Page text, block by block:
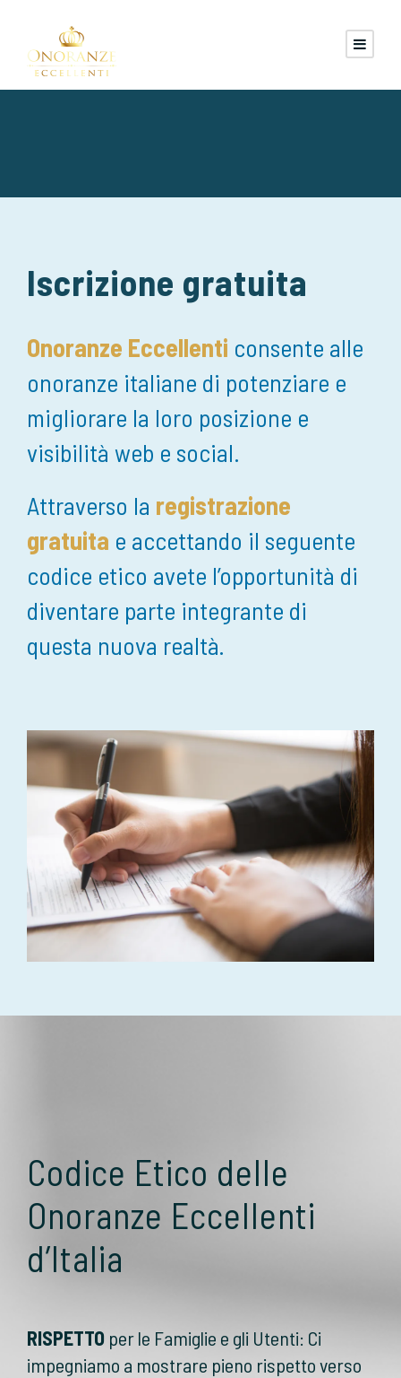
Iscrizione gratuita
Onoranze Eccellenti consente alle
onoranze italiane di potenziare e
migliorare la loro posizione e
visibilità web e social.
Attraverso la registrazione
gratuita e accettando il seguente
codice etico avete l’opportunità di
diventare parte integrante di
questa nuova realtà.
Codice Etico delle
Onoranze Eccellenti
d’Italia
RISPETTO per le Famiglie e gli Utenti: Ci
impegniamo a mostrare pieno rispetto verso